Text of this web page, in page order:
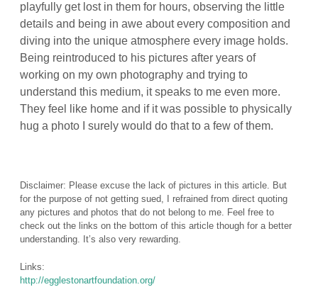
playfully get lost in them for hours, observing the little
details and being in awe about every composition and
diving into the unique atmosphere every image holds.
Being reintroduced to his pictures after years of
working on my own photography and trying to
understand this medium, it speaks to me even more.
They feel like home and if it was possible to physically
hug a photo I surely would do that to a few of them.
Disclaimer: Please excuse the lack of pictures in this article. But
for the purpose of not getting sued, I refrained from direct quoting
any pictures and photos that do not belong to me. Feel free to
check out the links on the bottom of this article though for a better
understanding. It’s also very rewarding.
Links:
http://egglestonartfoundation.org/